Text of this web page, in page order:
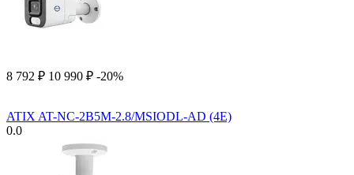
8 792 ₽ 10 990 ₽ -20%
ATIX AT-NC-2B5M-2.8/MSIODL-AD (4E)
0.0